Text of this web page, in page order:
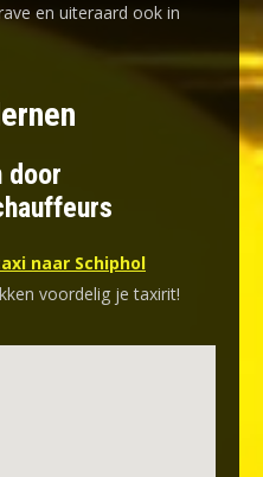
en uiteraard ook in
door
naar Schiphol
voordelig je taxirit!